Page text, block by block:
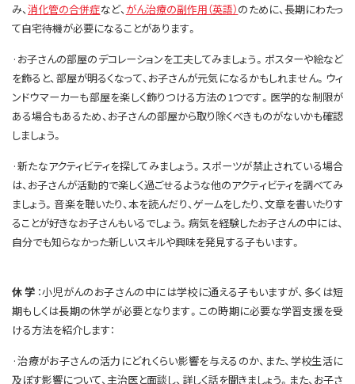
み、消化管の合併症など、 がん治療の副作用（英語）のために、長期にわたっ
て自宅待機が必要になることがあります。
·お子さんの部屋のデコレーションを工夫してみましょう。ポスターや絵など
を飾ると、部屋が明るくなって、お子さんが元気になるかもしれません。ウィ
ンドウマーカーも部屋を楽しく飾りつける方法の1つです。医学的な制限が
ある場合もあるため、お子さんの部屋から取り除くべきものがないかも確認
しましょう。
·新たなアクティビティを探してみましょう。スポーツが禁止されている場合
は、お子さんが活動的で楽しく過ごせるような他のアクティビティを調べてみ
ましょう。音楽を聴いたり、本を読んだり、ゲームをしたり、文章を書いたりす
ることが好きなお子さんもいるでしょう。病気を経験したお子さんの中には、
自分でも知らなかった新しいスキルや興味を発見する子もいます。
休学 ：小児がんのお子さんの中には学校に通える子もいますが、多くは短
期もしくは長期の休学が必要となります。この時期に必要な学習支援を受
ける方法を紹介します：
·治療がお子さんの活力にどれくらい影響を与えるのか、また、学校生活に
及ぼす影響について、主治医と面談し、詳しく話を聞きましょう。また、お子さ